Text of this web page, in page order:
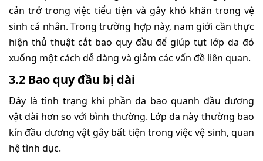
cản trở trong việc tiểu tiện và gây khó khăn trong vệ
sinh cá nhân. Trong trường hợp này, nam giới cần thực
hiện thủ thuật cắt bao quy đầu để giúp tụt lớp da đó
xuống một cách dễ dàng và giảm các vấn đề liên quan.
3.2 Bao quy đầu bị dài
Đây là tình trạng khi phần da bao quanh đầu dương
vật dài hơn so với bình thường. Lớp da này thường bao
kín đầu dương vật gây bất tiện trong việc vệ sinh, quan
hệ tình dục.